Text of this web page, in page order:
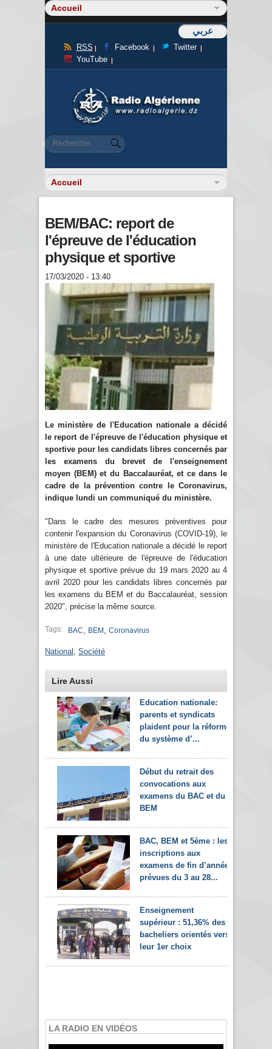
عربي
RSS Facebook
Twitter
YouTube
Formulaire de recherche
Rechercher
BEM/BAC: report de
l'épreuve de l'éducation
physique et sportive
17/03/2020 - 13:40
Le ministère de l'Education nationale a décidé
le report de l'épreuve de l'éducation physique et
sportive pour les candidats libres concernés par
les examens du brevet de l'enseignement
moyen (BEM) et du Baccalauréat, et ce dans le
cadre de la prévention contre le Coronavirus,
indique lundi un communiqué du ministère.
"Dans le cadre des mesures préventives pour
contenir l'expansion du Coronavirus (COVID-19), le
ministère de l'Education nationale a décidé le report
à une date ultérieure de l'épreuve de l'éducation
physique et sportive prévue du 19 mars 2020 au 4
avril 2020 pour les candidats libres concernés par
les examens du BEM et du Baccalauréat, session
2020", précise la même source.
Tags: BAC BEM Coronavirus
National Société
Lire Aussi
Education nationale:
parents et syndicats
plaident pour la réforme
du système d’...
Début du retrait des
convocations aux
examens du BAC et du
BEM
BAC, BEM et 5ème : les
inscriptions aux
examens de fin d’année
prévues du 3 au 28...
Enseignement
supérieur : 51,36% des
bacheliers orientés vers
leur 1er choix
LA RADIO EN VIDÉOS